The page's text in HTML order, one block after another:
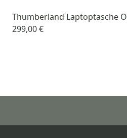
Thumberland Laptoptasche
299,00 €